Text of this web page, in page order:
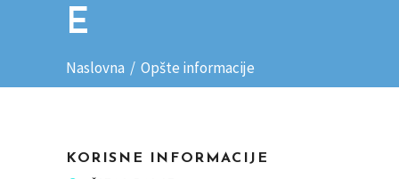
E
Naslovna / Opšte informacije
KORISNE INFORMACIJE